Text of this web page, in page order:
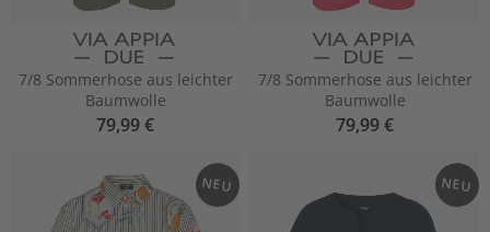
7/8 Sommerhose aus leichter
Baumwolle
79,99 €
7/8 Sommerhose aus leichter
Baumwolle
79,99 €
NEU NEU